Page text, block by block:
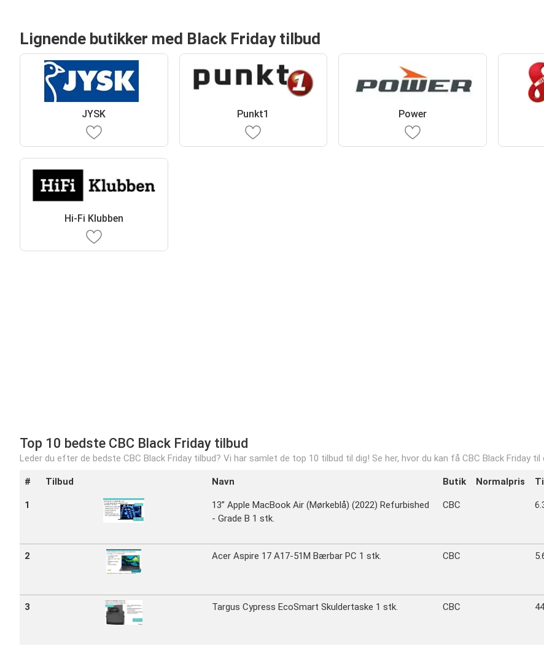
Lignende butikker med Black Friday tilbud
JYSK Punkt1 Power
Hi-Fi Klubben
Top 10 bedste CBC Black Friday tilbud
Leder du efter de bedste CBC Black Friday tilbud? Vi har samlet de top 10 tilbud til dig! Se her, hvor du kan få CBC Black Friday
# Tilbud Navn Butik Normalpris
1
13” Apple MacBook Air (Mørkeblå) (2022) Refurbished
- Grade B 1 stk.
CBC
2 Acer Aspire 17 A17-51M Bærbar PC 1 stk. CBC
3 Targus Cypress EcoSmart Skuldertaske 1 stk. CBC